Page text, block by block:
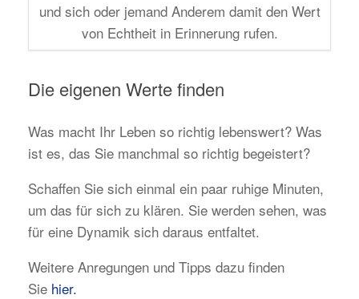
und sich oder jemand Anderem damit den Wert
von Echtheit in Erinnerung rufen.
Die eigenen Werte finden
Was macht Ihr Leben so richtig lebenswert? Was
ist es, das Sie manchmal so richtig begeistert?
Schaffen Sie sich einmal ein paar ruhige Minuten,
um das für sich zu klären. Sie werden sehen, was
für eine Dynamik sich daraus entfaltet.
Weitere Anregungen und Tipps dazu finden
Sie hier.